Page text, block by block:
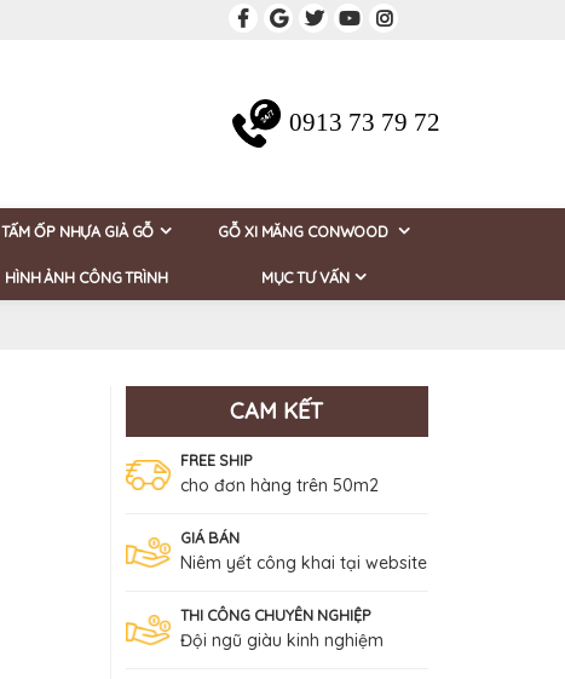
0913 73 79 72
TẤM ỐP NHỰA GIẢ GỖ GỖ XI MĂNG CONWOOD
HÌNH ẢNH CÔNG TRÌNH MỤC TƯ VẤN
CAM KẾT
FREE SHIP
cho đơn hàng trên 50m2
GIÁ BÁN
Niêm yết công khai tại website
THI CÔNG CHUYÊN NGHIỆP
Đội ngũ giàu kinh nghiệm